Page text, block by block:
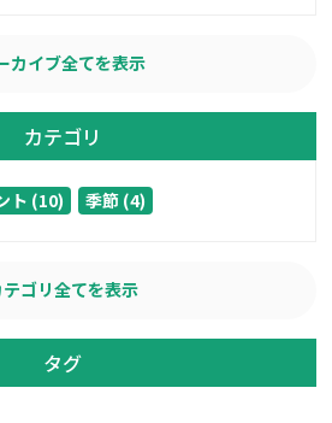
カイブ全てを表示
カテゴリ
ト (10) 季節 (4)
テゴリ全てを表示
タグ